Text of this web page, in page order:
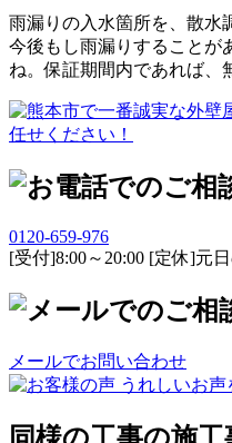
雨漏りの入水箇所を、散水
今後もし雨漏りすることが
ね。保証期間内であれば、
0120-659-976
[受付]8:00～20:00 [定休]元
メールでお問い合わせ
同様の工事の施工